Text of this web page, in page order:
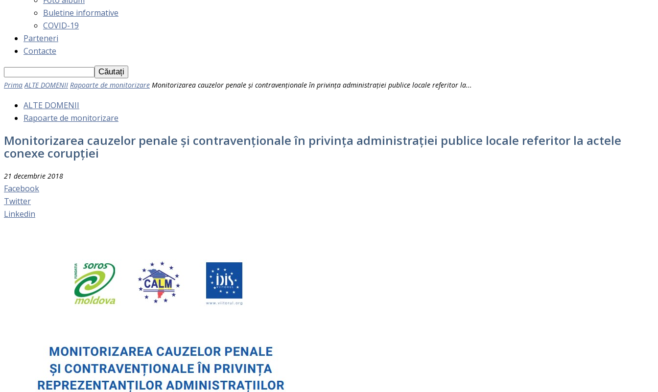
Buletine informative
COVID-19
Parteneri
Contacte
Prima ALTE DOMENII Rapoarte de monitorizare Monitorizarea cauzelor penale și contravenționale în privința administrației publice locale referitor la...
ALTE DOMENII
Rapoarte de monitorizare
Monitorizarea cauzelor penale și contravenționale în privința administrației publice locale referitor la actele
conexe corupției
21 decembrie 2018
Facebook
Twitter
Linkedin